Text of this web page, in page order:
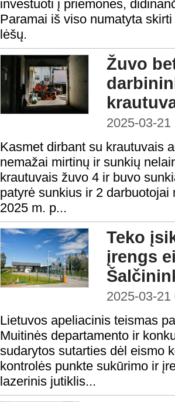
investuoti į priemones,
Paramai iš viso numatyta
lėšų.
Žuvo
2025-03-21
Kasmet dirbant su krautuvais
nemažai mirtinų ir sunkių
krautuvais žuvo 4 ir buvo
patyrė sunkius ir 2
2025 m. p...
Teko
įrengs
2025-03-21
Lietuvos apeliacinis teismas
Muitinės departamento ir
sudarytos sutarties dėl eismo
kontrolės punkte sukūrimo ir
lazerinis jutiklis...